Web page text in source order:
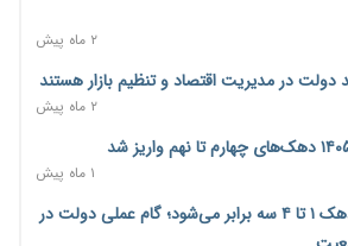
فشار اقتصادی در مسیر صعود؛ شاخص فلاکت کشور از ۹۰ به ۹۶
۲ روز پیش
بازار خرید اعتباری؛ فین‌تک‌ها وارد میدان
۲ ماه پیش
دولت در مدیریت اقتصاد و تنظیم بازار هستند
۲ ماه پیش
۱ ماه پیش
یارانه خانواده‌های دهک ۱ تا ۴ سه برابر می‌شود؛ گام عملی دولت در